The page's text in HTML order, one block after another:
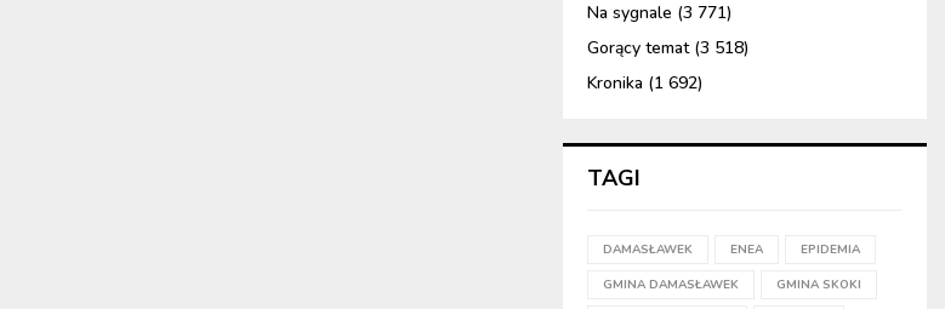
Na sygnale (3 771)
Gorący temat(3 518)
Kronika (1 692)
TAGI
DAMASŁAWEK ENEA EPIDEMIA
GMINA DAMASŁAWEK GMINA SKOKI